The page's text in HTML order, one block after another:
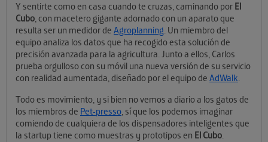
Y sentirte como en casa cuando te cruzas, caminando por El
Cubo, con macetero gigante adornado con un aparato que
resulta ser un medidor de Agroplanning. Un miembro del
equipo analiza los datos que ha recogido esta solución de
precisión avanzada para la agricultura. Junto a ellos, Carlos
prueba orgulloso con su móvil una nueva versión de su servicio
con realidad aumentada, diseñado por el equipo de AdWalk.
Todo es movimiento, y si bien no vemos a diario a los gatos de
los miembros de Pet-presso, sí que los podemos imaginar
comiendo de cualquiera de los dispensadores inteligentes que
la startup tiene como muestras y prototipos en El Cubo.